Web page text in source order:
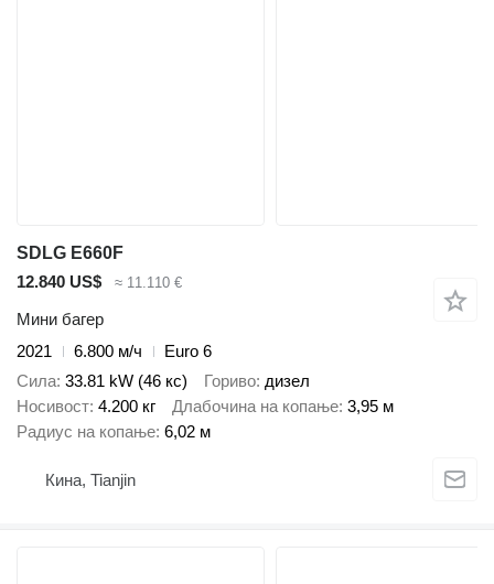
SDLG E660F
12.840 US$
≈ 11.110 €
Мини багер
2021
6.800 м/ч
Euro 6
Сила 33.81 kW (46 кс) Гориво дизел
Носивост 4.200 кг Длабочина на копање 3,95 м
Радиус на копање 6,02 м
Кина, Tianjin